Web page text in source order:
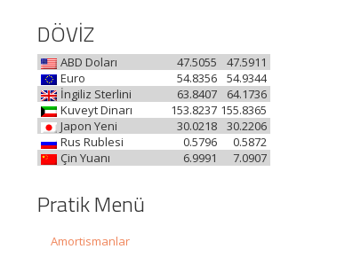
DÖVİZ
ABD Doları 47.5911
47.5055
Euro
54.9344
54.8356
İngiliz Sterlini
64.1736
63.8407
Kuveyt Dinarı
155.8365
153.8237
Japon Yeni
30.2206
30.0218
Rus Rublesi
0.5872
0.5796
Çin Yuanı
7.0907
6.9991
Pratik Menü
Amortismanlar